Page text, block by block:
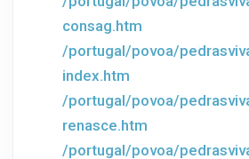
consag.htm
/portugal/povoa/
index.htm
/portugal/povoa/
renasce.htm
/portugal/povoa/